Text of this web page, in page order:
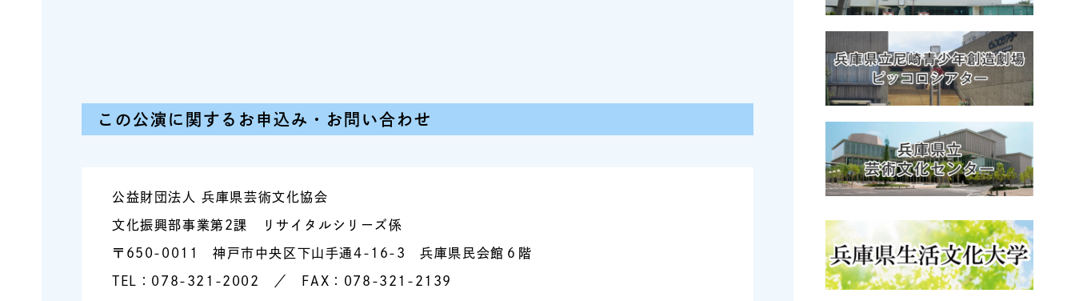
この公演に関するお申込み・お問い合わせ
公益財団法人 兵庫県芸術文化協会
文化振興部事業第2課 リサイタルシリーズ係
〒650-0011 神戸市中央区下山手通4-16-3 兵庫県民会館６階
TEL：078-321-2002 ／ FAX：078-321-2139